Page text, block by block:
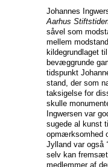
Johannes
Aarhus
såvel som
mellem
kildegrundlaget
bevæggrunde
tidspunkt
stand, der som
taksigelse for
skulle
Ingwersen var
sugede al kunst
opmærksomhed
Jylland var også
selv kan
medlemmer af